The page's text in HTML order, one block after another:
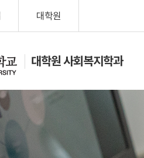
대학원
대학원 사회복지학과